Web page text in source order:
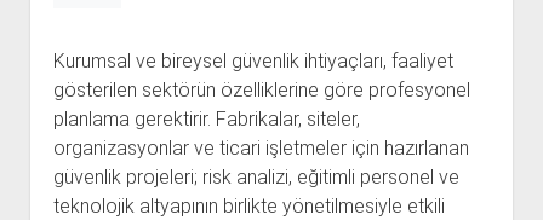
Kurumsal ve bireysel güvenlik ihtiyaçları, faaliyet
gösterilen sektörün özelliklerine göre profesyonel
planlama gerektirir. Fabrikalar, siteler,
organizasyonlar ve ticari işletmeler için hazırlanan
güvenlik projeleri; risk analizi, eğitimli personel ve
teknolojik altyapının birlikte yönetilmesiyle etkili